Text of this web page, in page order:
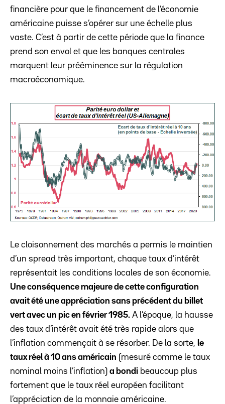
financière pour que le financement de l’économie
américaine puisse s’opérer sur une échelle plus
vaste. C’est à partir de cette période que la finance
prend son envol et que les banques centrales
marquent leur prééminence sur la régulation
macroéconomique.
Le cloisonnement des marchés a permis le maintien
d’un spread très important, chaque taux d’intérêt
représentait les conditions locales de son économie.
Une conséquence majeure de cette configuration
avait été une appréciation sans précédent du billet
vert avec un pic en février 1985. A l’époque, la hausse
des taux d’intérêt avait été très rapide alors que
l’inflation commençait à se résorber. De la sorte, le
taux réel à 10 ans américain (mesuré comme le taux
nominal moins l’inflation) a bondi beaucoup plus
fortement que le taux réel européen facilitant
l’appréciation de la monnaie américaine.